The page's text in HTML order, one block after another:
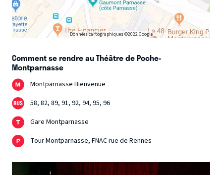
Données cartographiques ©2022 Google
Comment se rendre au Théâtre de Poche-
Montparnasse
Montparnasse Bienvenue
58, 82, 89, 91, 92, 94, 95, 96
Gare Montparnasse
Tour Montparnasse, FNAC rue de Rennes